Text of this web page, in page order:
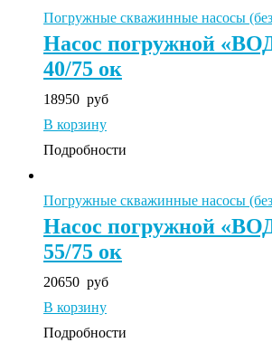
Погружные скважинные насосы
Насос погружной
40/75 ок
18950 руб
В корзину
Подробности
Погружные скважинные насосы
Насос погружной
55/75 ок
20650 руб
В корзину
Подробности